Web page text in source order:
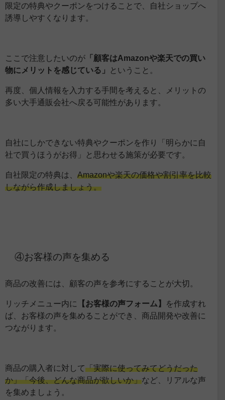
限定の特典やクーポンをつけることで、自社ショップへ
誘導しやすくなります。
ここで注意したいのが 「顧客はAmazonや楽天での買い
物にメリットを感じている」
ということ。
再度、個人情報を入力する手間を考えると、メリットの
多い大手通販会社へ戻る可能性があります。
自社にしかできない特典やクーポンを作り「明らかに自
社で買うほうがお得」と思わせる施策が必要です。
自社限定の特典は、 Amazonや楽天の価格や割引率を比較
しながら作成しましょう。
④お客様の声を集める
商品の改善には、顧客の声を参考にすることが大切。
リッチメニュー内に 【お客様の声フォーム】
を作成すれ
ば、お客様の声を集めることができ、商品開発や改善に
つながります。
商品の購入者に対して「実際に使ってみてどうだった
か」「今後、どんな商品が欲しいか」など、リアルな声
を集めましょう。